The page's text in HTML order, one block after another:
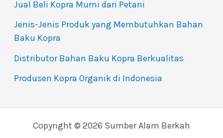
Jual Beli Kopra Murni dari Petani
Jenis-Jenis Produk yang Membutuhkan Bahan
Baku Kopra
Distributor Bahan Baku Kopra Berkualitas
Produsen Kopra Organik di Indonesia
Copyright © 2026 Sumber Alam Berkah